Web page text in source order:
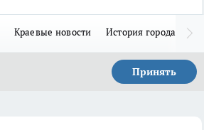
Краевые новости История города Н
Принять